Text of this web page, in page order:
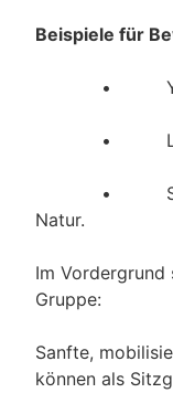
Beispiele für
• Yoga
• Leichte
•
Natur.
Im
Gruppe:
Sanfte,
können als